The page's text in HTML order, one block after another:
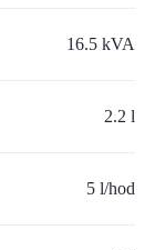
16.5 kVA
2.2 l
5 l/hod